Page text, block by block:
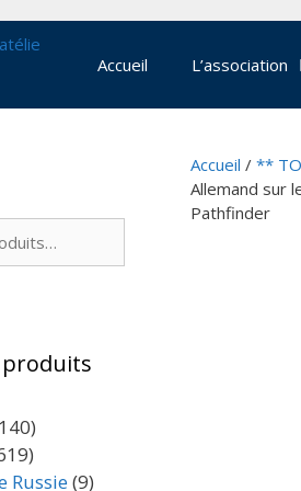
Accueil L’association
Accueil / **
Allemand sur
Pathfinder
produits
Russie(9)